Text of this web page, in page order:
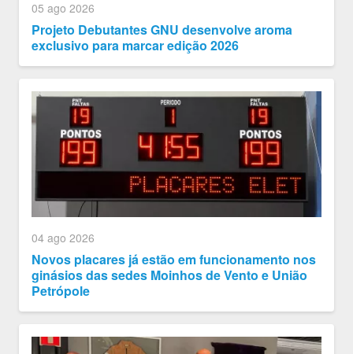
05 ago 2026
Projeto Debutantes GNU desenvolve aroma
exclusivo para marcar edição 2026
04 ago 2026
Novos placares já estão em funcionamento nos
ginásios das sedes Moinhos de Vento e União
Petrópole